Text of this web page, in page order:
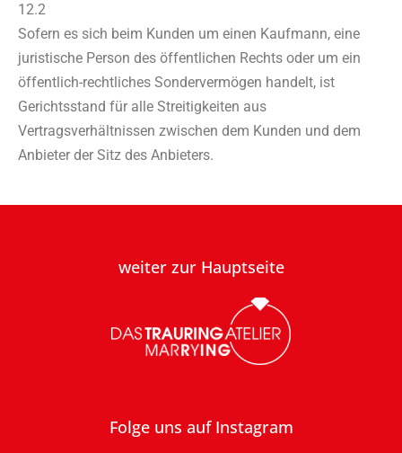
12.2
Sofern es sich beim Kunden um einen Kaufmann, eine
juristische Person des öffentlichen Rechts oder um ein
öffentlich-rechtliches Sondervermögen handelt, ist
Gerichtsstand für alle Streitigkeiten aus
Vertragsverhältnissen zwischen dem Kunden und dem
Anbieter der Sitz des Anbieters.
weiter zur Hauptseite
Folge uns auf Instagram